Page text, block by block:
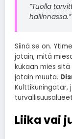
”Tuolla
hallinnassa.”
Siinä se on.
jotain, mitä
kukaan mies sitä
jotain muuta.
Kulttikuningatar,
Liika vai